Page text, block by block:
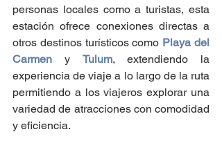
personas locales como a turistas, esta
estación ofrece conexiones directas a
otros destinos turísticos como Playa del
Carmen
y Tulum, extendiendo la
experiencia de viaje a lo largo de la ruta
permitiendo a los viajeros explorar una
variedad de atracciones con comodidad
y eficiencia.